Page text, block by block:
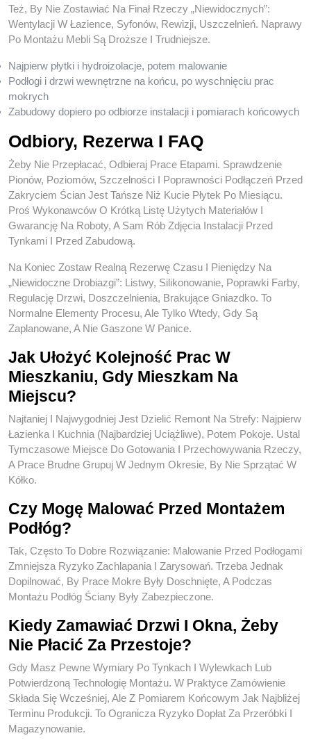
Też, By Nie Zostawiać Na Finał Rzeczy „niewidocznych”:
Wentylacji W Łazience, Syfonów, Rewizji, Uszczelnień. Naprawy
Po Montażu Mebli Są Droższe I Trudniejsze.
Najpierw płytki i hydroizolacje, potem malowanie
Podłogi i drzwi wewnętrzne na końcu, po wyschnięciu prac
mokrych
Zabudowy dopiero po odbiorze instalacji i pomiarach końcowych
Odbiory, Rezerwa I FAQ
Żeby Nie Przepłacać, Odbieraj Prace Etapami. Sprawdzenie
Pionów, Poziomów, Szczelności I Poprawności Podłączeń Przed
Zakryciem Ścian Jest Tańsze Niż Kucie Płytek Po Miesiącu.
Proś Wykonawców O Krótką Listę Użytych Materiałów I
Gwarancję Na Roboty, A Sam Rób Zdjęcia Instalacji Przed
Tynkami I Przed Zabudową.
Na Koniec Zostaw Realną Rezerwę Czasu I Pieniędzy Na
„niewidoczne Drobiazgi”: Listwy, Silikonowanie, Poprawki Farby,
Regulację Drzwi, Doszczelnienia, Brakujące Gniazdko. To
Normalne Elementy Procesu, Ale Tylko Wtedy, Gdy Są
Zaplanowane, A Nie Gaszone W Panice.
Jak Ułożyć Kolejność Prac W
Mieszkaniu, Gdy Mieszkam Na
Miejscu?
Najtaniej I Najwygodniej Jest Dzielić Remont Na Strefy: Najpierw
Łazienka I Kuchnia (najbardziej Uciążliwe), Potem Pokoje. Ustal
Tymczasowe Miejsce Do Gotowania I Przechowywania Rzeczy,
A Prace Brudne Grupuj W Jednym Okresie, By Nie Sprzątać W
Kółko.
Czy Mogę Malować Przed Montażem
Podłóg?
Tak, Często To Dobre Rozwiązanie: Malowanie Przed Podłogami
Zmniejsza Ryzyko Zachlapania I Zarysowań. Trzeba Jednak
Dopilnować, By Prace Mokre Były Doschnięte, A Podczas
Montażu Podłóg Ściany Były Zabezpieczone.
Kiedy Zamawiać Drzwi I Okna, Żeby
Nie Płacić Za Przestoje?
Gdy Masz Pewne Wymiary Po Tynkach I Wylewkach Lub
Potwierdzoną Technologię Montażu. W Praktyce Zamówienie
Składa Się Wcześniej, Ale Z Pomiarem Końcowym Jak Najbliżej
Terminu Produkcji. To Ogranicza Ryzyko Dopłat Za Przeróbki I
Magazynowanie.